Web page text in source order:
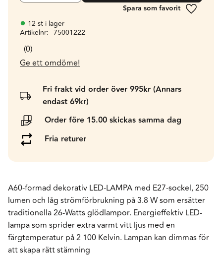
Lägg till
12 st i lager
Artikelnr
75001222
0
Ge ett omdöme!
Fri frakt vid order över 995kr (Annars
endast 69kr)
Order före 15.00 skickas samma dag
Fria returer
A60-formad dekorativ LED-LAMPA med E27-sockel, 250
lumen och låg strömförbrukning på 3.8 W som ersätter
traditionella 26-Watts glödlampor. Energieffektiv LED-
lampa som sprider extra varmt vitt ljus med en
färgtemperatur på 2 100 Kelvin. Lampan kan dimmas för
att skapa rätt stämning